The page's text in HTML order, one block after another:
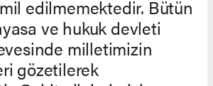
edilmemektedir. Bütün
ve hukuk devleti
milletimizin
gözetilerek